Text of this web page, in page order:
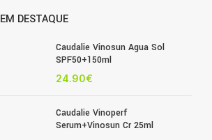
EM DESTAQUE
Caudalie Vinosun Agua Sol
SPF50+150ml
24.90€
Caudalie Vinoperf
Serum+Vinosun Cr 25ml